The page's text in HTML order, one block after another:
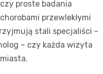
czy proste badania
przewlekłymi
stali specjaliści –
– czy każda wizyta